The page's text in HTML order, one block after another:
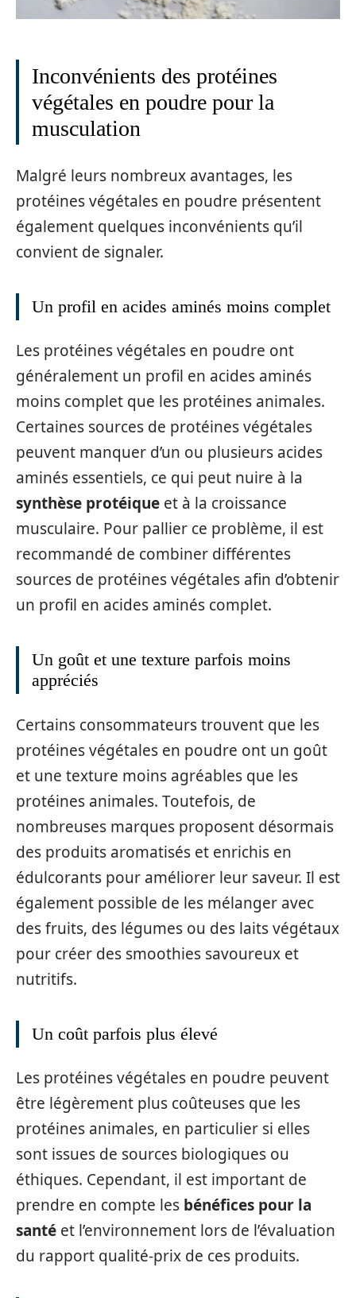
Inconvénients des protéines
végétales en poudre pour la
musculation
Malgré leurs nombreux avantages, les
protéines végétales en poudre présentent
également quelques inconvénients qu’il
convient de signaler.
Un profil en acides aminés moins complet
Les protéines végétales en poudre ont
généralement un profil en acides aminés
moins complet que les protéines animales.
Certaines sources de protéines végétales
peuvent manquer d’un ou plusieurs acides
aminés essentiels, ce qui peut nuire à la
synthèse protéique et à la croissance
musculaire. Pour pallier ce problème, il est
recommandé de combiner différentes
sources de protéines végétales afin d’obtenir
un profil en acides aminés complet.
Un goût et une texture parfois moins
appréciés
Certains consommateurs trouvent que les
protéines végétales en poudre ont un goût
et une texture moins agréables que les
protéines animales. Toutefois, de
nombreuses marques proposent désormais
des produits aromatisés et enrichis en
édulcorants pour améliorer leur saveur. Il est
également possible de les mélanger avec
des fruits, des légumes ou des laits végétaux
pour créer des smoothies savoureux et
nutritifs.
Un coût parfois plus élevé
Les protéines végétales en poudre peuvent
être légèrement plus coûteuses que les
protéines animales, en particulier si elles
sont issues de sources biologiques ou
éthiques. Cependant, il est important de
prendre en compte les bénéfices pour la
santé et l’environnement lors de l’évaluation
du rapport qualité-prix de ces produits.